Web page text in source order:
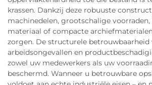
krassen. Dankzij deze robuuste
machinedelen, grootschalige
materiaal of compacte
zorgen. De structurele
arbeidsongevallen en
zowel uw medewerkers als uw
beschermd. Wanneer u betrouwbare